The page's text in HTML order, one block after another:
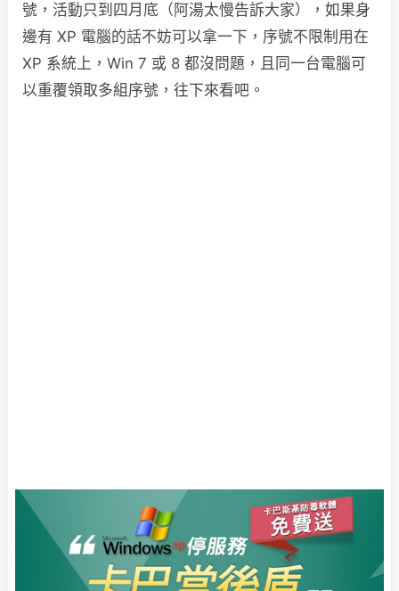
號，活動只到四月底（阿湯太慢告訴大家），如果身
邊有 XP 電腦的話不妨可以拿一下，序號不限制用在
XP 系統上，Win 7 或 8 都沒問題，且同一台電腦可
以重覆領取多組序號，往下來看吧。